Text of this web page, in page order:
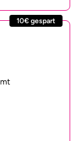
10€ gespart